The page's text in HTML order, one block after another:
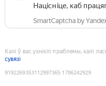
Націсніце, каб
SmartCaptcha by
Калі ў вас узніклі праблемы, калі
сувязі
9192269353112997365:1786242929